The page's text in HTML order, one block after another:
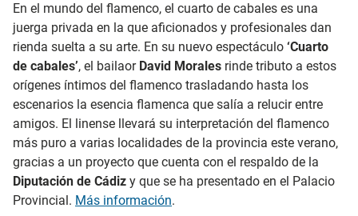
En el mundo del flamenco, el cuarto de cabales es una
juerga privada en la que aficionados y profesionales dan
rienda suelta a su arte. En su nuevo espectáculo ‘Cuarto
de cabales’, el bailaor David Morales rinde tributo a estos
orígenes íntimos del flamenco trasladando hasta los
escenarios la esencia flamenca que salía a relucir entre
amigos. El linense llevará su interpretación del flamenco
más puro a varias localidades de la provincia este verano,
gracias a un proyecto que cuenta con el respaldo de la
Diputación de Cádiz y que se ha presentado en el Palacio
Provincial. Más información.